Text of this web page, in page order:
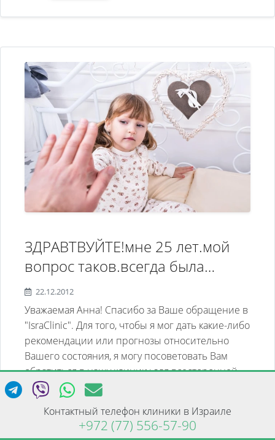
по моему заболеванию не могу
найти. Моя паническая болезнь
"процветает",к ней
"прилепился"целый набор
всевозможных ощущений
физического характера. Я
просто пропадаю. Я нахожусь в
больничной кассе Клалит.
Помогите мне,пожалуйста. Я
ЗДРАВТВУЙТЕ!мне 25 лет.мой
вопрос таков.всегда была
застенчивым,обидчивым
ребёнком.много накручивала
себе ,на фоне этого
развивались депрессии,были
спады активности,могла по году
сидеть дома,ничего не делая и
думая о своих
проблемах.обращалась к
22.12.2012
Уважаемая Анна! Спасибо за Ваше обращение в
"IsraClinic". Для того, чтобы я мог дать какие-либо
рекомендации или прогнозы относительно
Вашего состояния, я могу посоветовать Вам
обратиться в нашу клинику для всесторонней
психиатрической диагностики, которая поможет
нам поставить точный диагноз и назн...
Психиатрия
Контактный телефон клиники в Израиле
+972 (77) 556-57-90